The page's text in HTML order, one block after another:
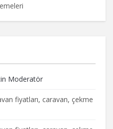
Moderatör
fiyatları, caravan, çekme